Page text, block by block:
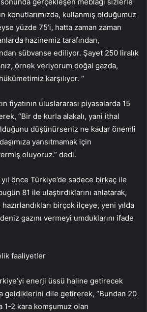
gerçekleşen meblağı sizlerle
konutlarımızda, kullanmış olduğumuz
yüzde 75’i, hatta zaman zaman
hazinemiz tarafından,
sübvanse ediliyor. Şayet 250 liralık
örnek veriyorum doğal gazda,
karşılıyor. “
fiyatının uluslararası piyasalarda 15
“Bir de kurla alakalı, yani ithal
düşünürseniz ne kadar önemli
yansıtmamak için
oluyoruz.” dedi.
önce Türkiye’de sadece birkaç ile
81 ile ulaştırdıklarını anlatarak,
birçok ilçeye, yeni yılda
gazını vermeyi umduklarını ifade
faaliyetler
enerji üssü haline getirecek
geldiklerini dile getirerek, “Bundan 20
1-2 kara komşumuz olan